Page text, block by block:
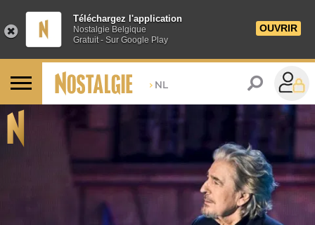
Téléchargez l'application
Nostalgie Belgique
Gratuit - Sur Google Play
OUVRIR
> NL